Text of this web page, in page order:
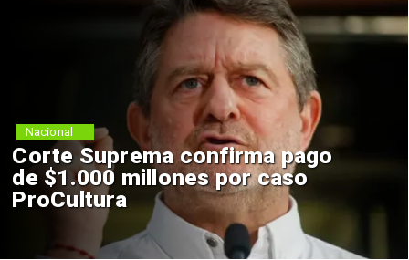
Corte Suprema confirma pago
de $1.000 millones por caso
ProCultura
Nacional